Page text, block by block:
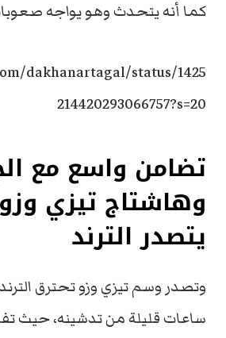
كما أنه يتحدث وهو يواجه
dakhanartagal/status/1425
214420293066757?s=20
تضامن واسع مع
وهاشتاج تيزي
يتصدر الترند
وتصدر وسم تيزي وزو تحترق
ساعات قليلة من تدشينه، حيث